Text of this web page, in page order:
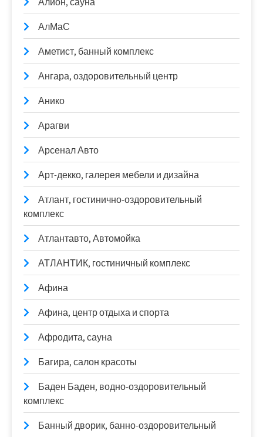
АлМаС
Аметист, банный комплекс
Ангара, оздоровительный центр
Анико
Арагви
Арсенал Авто
Арт-декко, галерея мебели и дизайна
Атлант, гостинично-оздоровительный
комплекс
Атлантавто, Автомойка
АТЛАНТИК, гостиничный комплекс
Афина
Афина, центр отдыха и спорта
Афродита, сауна
Багира, салон красоты
Баден Баден, водно-оздоровительный
комплекс
Банный дворик, банно-оздоровительный